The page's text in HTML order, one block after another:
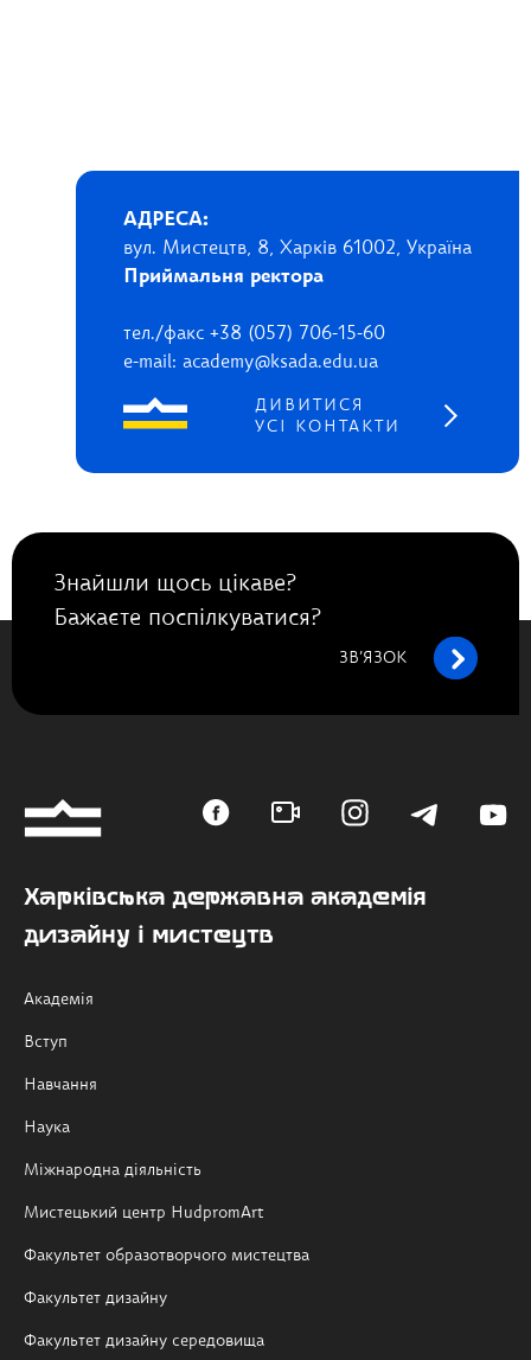
АДРЕСА:
вул. Мистецтв, 8, Харків 61002, Україна
Приймальня ректора
тел./факс +38 (057) 706-15-60
e-mail: academy@ksada.edu.ua
ДИВИТИСЯ
УСІ КОНТАКТИ
Знайшли щось цікаве?
Бажаєте поспілкуватися?
ЗВ’ЯЗОК
Харківська державна академія
дизайну і мистецтв
Академія
Вступ
Навчання
Наука
Міжнародна діяльність
Мистецький центр HudpromArt
Факультет образотворчого мистецтва
Факультет дизайну
Факультет дизайну середовища